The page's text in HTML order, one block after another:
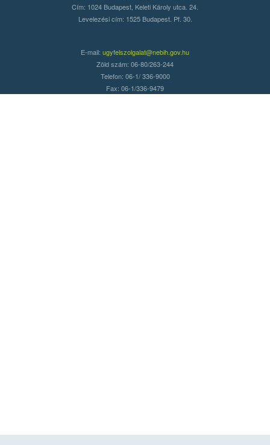
Cím: 1024 Budapest, Keleti Károly utca. 24.
Levelezési cím: 1525 Budapest. Pf. 30.
E-mail: ugyfelszolgalat@nebih.gov.hu
Zöld szám: 06-80/263-244
Telefon: 06-1/ 336-9000
Fax: 06-1/336-9479